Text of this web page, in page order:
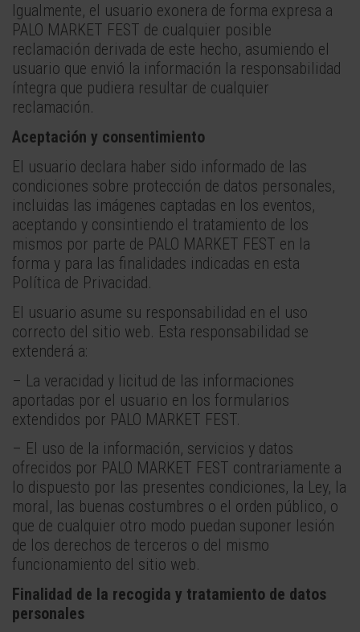
Igualmente, el usuario exonera de forma expresa a
PALO MARKET FEST de cualquier posible
reclamación derivada de este hecho, asumiendo el
usuario que envió la información la responsabilidad
íntegra que pudiera resultar de cualquier
reclamación.
Aceptación y consentimiento
El usuario declara haber sido informado de las
condiciones sobre protección de datos personales,
incluidas las imágenes captadas en los eventos,
aceptando y consintiendo el tratamiento de los
mismos por parte de PALO MARKET FEST en la
forma y para las finalidades indicadas en esta
Política de Privacidad.
El usuario asume su responsabilidad en el uso
correcto del sitio web. Esta responsabilidad se
extenderá a:
– La veracidad y licitud de las informaciones
aportadas por el usuario en los formularios
extendidos por PALO MARKET FEST.
– El uso de la información, servicios y datos
ofrecidos por PALO MARKET FEST contrariamente a
lo dispuesto por las presentes condiciones, la Ley, la
moral, las buenas costumbres o el orden público, o
que de cualquier otro modo puedan suponer lesión
de los derechos de terceros o del mismo
funcionamiento del sitio web.
Finalidad de la recogida y tratamiento de datos
personales